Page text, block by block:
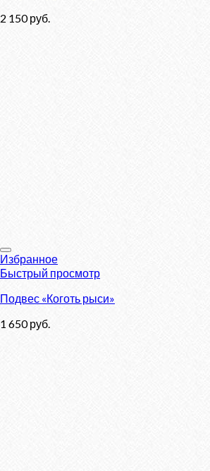
2 150руб.
Избранное
Быстрый просмотр
Подвес «Коготь рыси»
1 650руб.